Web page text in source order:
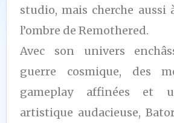
studio, mais cherche aussi
l’ombre de Remothered.
Avec son univers
guerre cosmique, des
gameplay affinées et
artistique audacieuse,